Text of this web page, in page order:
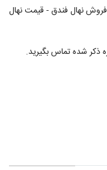
نهال فندق - فروش نهال فندق - قیمت نهال
ذکر شده تماس بگیرید.